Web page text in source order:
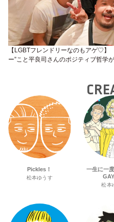
【LGBTフレンドリーなのもアゲ♡】
ー”こと平良司さんのポジティブ哲学
Pickles！
松本ゆうす
一生に一
松本